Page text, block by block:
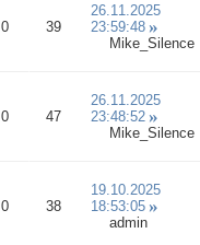
0 39
26.11.2025
23:59:48
Mike_Silence
0 47
26.11.2025
23:48:52
Mike_Silence
0 38
19.10.2025
18:53:05
admin